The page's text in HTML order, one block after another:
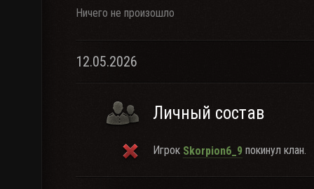
Ничего не произошло
12.05.2026
Личный состав
Игрок Skorpion6_9 покинул клан.